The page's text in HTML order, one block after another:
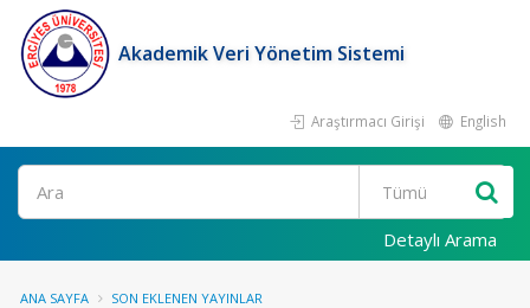
Akademik Veri Yönetim Sistemi
Araştırmacı Girişi English
Ara
Detaylı Arama
ANA SAYFA SON EKLENEN YAYINLAR